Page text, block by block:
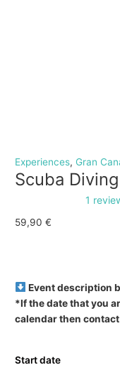
Experiences,Gran
Scuba
1
59,90€
Event description
*If the date that you
calendar then
Start date